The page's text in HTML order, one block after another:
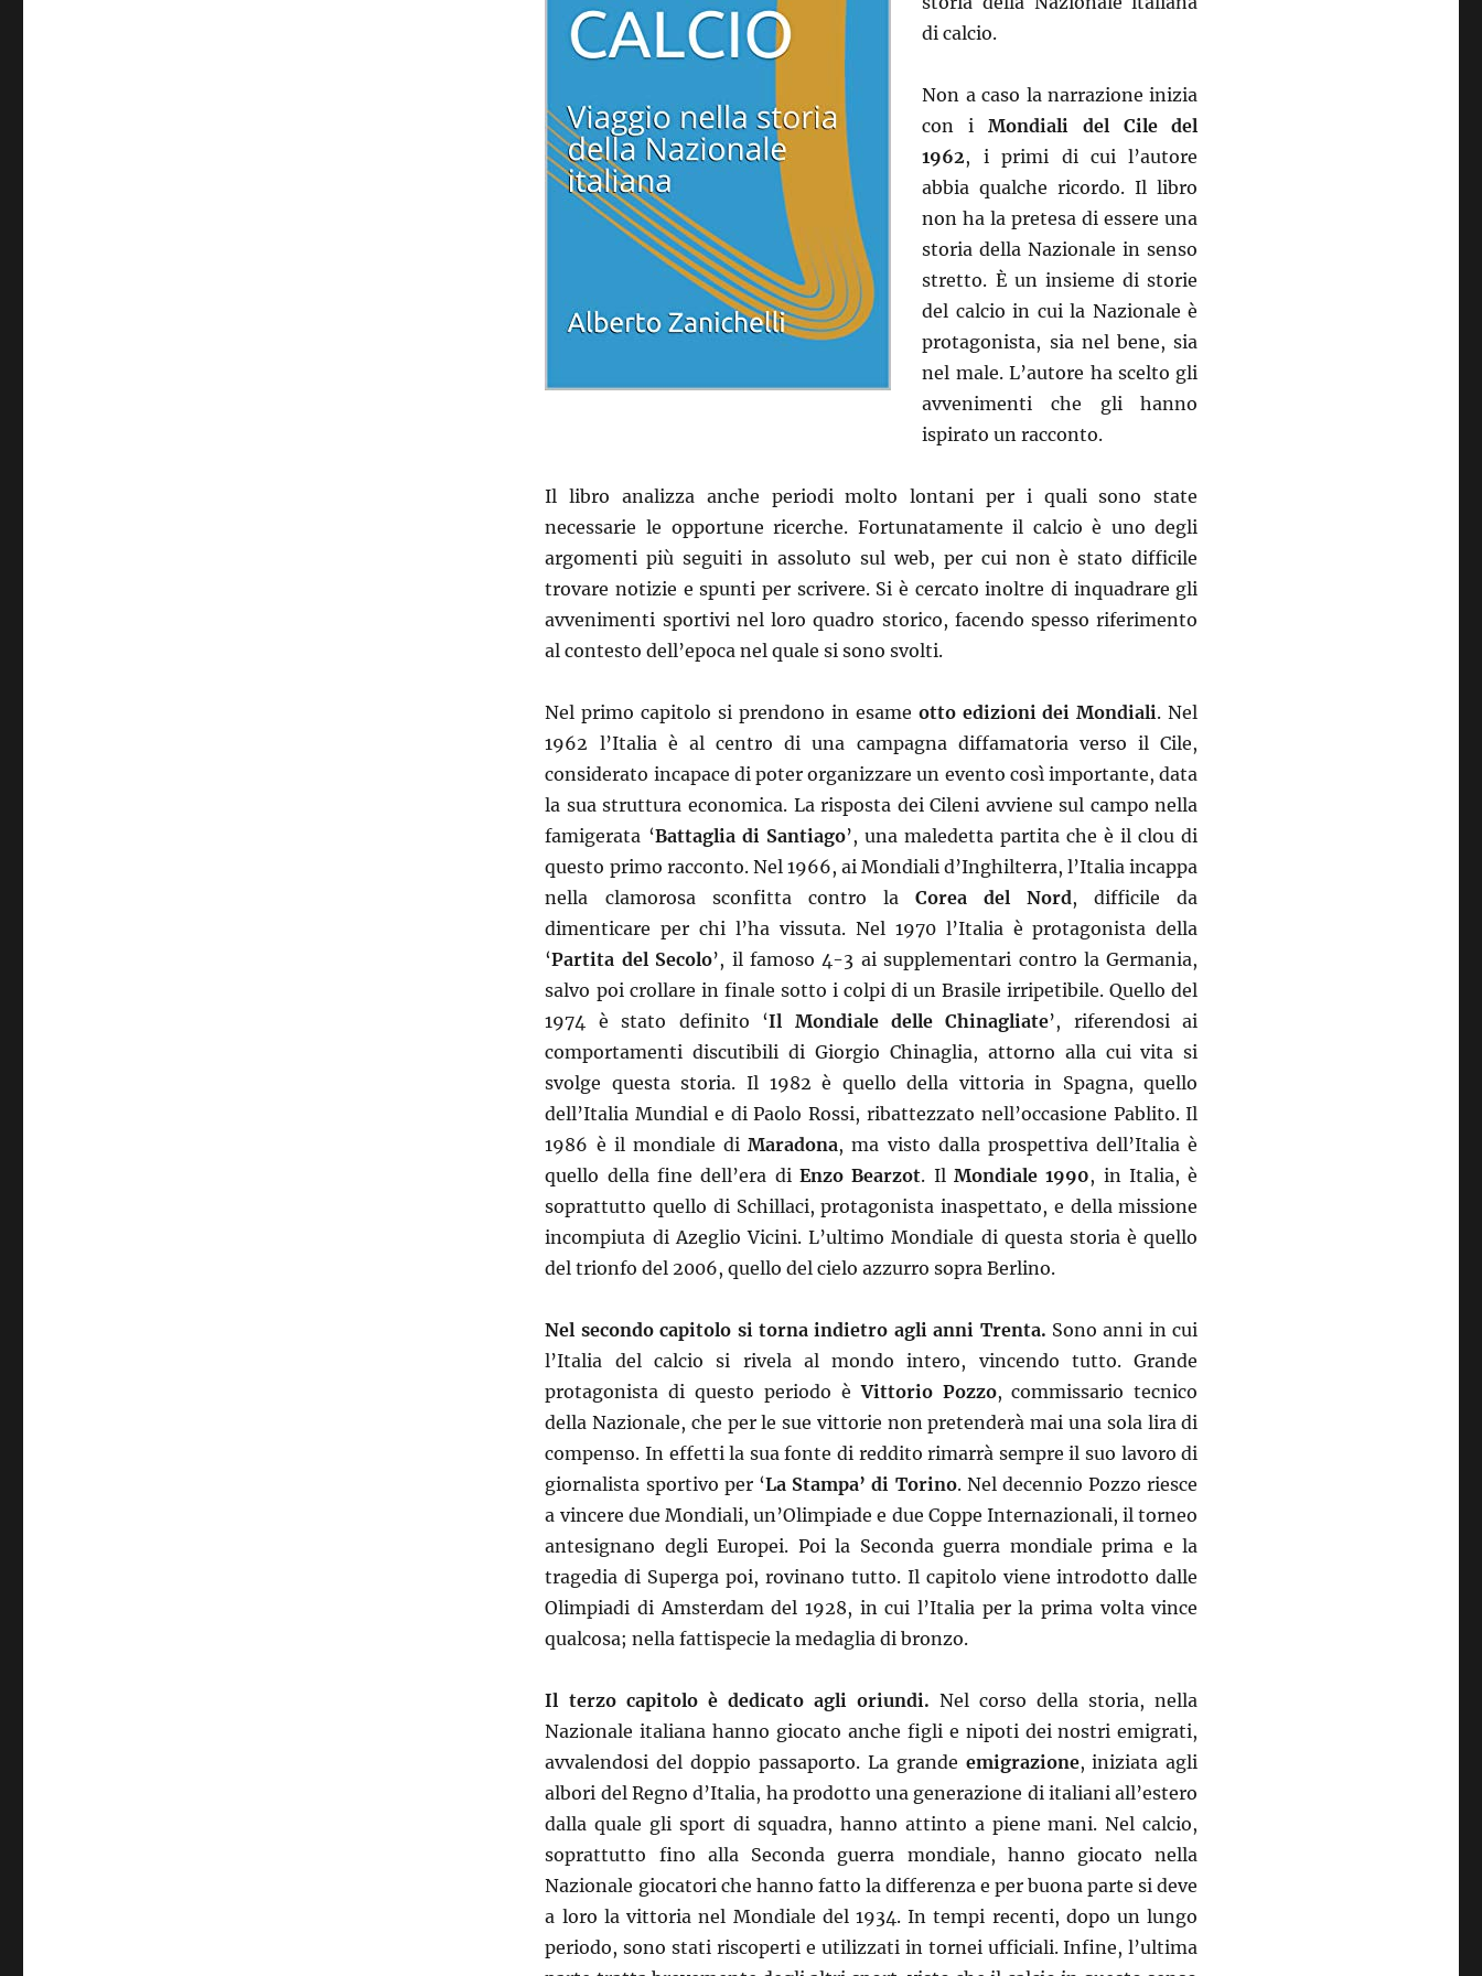
di calcio.
Non a caso la narrazione inizia
con i Mondiali del Cile del
1962, i primi di cui l’autore
abbia qualche ricordo. Il libro
non ha la pretesa di essere una
storia della Nazionale in senso
stretto. È un insieme di storie
del calcio in cui la Nazionale è
protagonista, sia nel bene, sia
nel male. L’autore ha scelto gli
avvenimenti che gli hanno
ispirato un racconto.
Il libro analizza anche periodi molto lontani per i quali sono state
necessarie le opportune ricerche. Fortunatamente il calcio è uno degli
argomenti più seguiti in assoluto sul web, per cui non è stato difficile
trovare notizie e spunti per scrivere. Si è cercato inoltre di inquadrare gli
avvenimenti sportivi nel loro quadro storico, facendo spesso riferimento
al contesto dell’epoca nel quale si sono svolti.
Nel primo capitolo si prendono in esame otto edizioni dei Mondiali. Nel
1962 l’Italia è al centro di una campagna diffamatoria verso il Cile,
considerato incapace di poter organizzare un evento così importante, data
la sua struttura economica. La risposta dei Cileni avviene sul campo nella
famigerata ‘Battaglia di Santiago’, una maledetta partita che è il clou di
questo primo racconto. Nel 1966, ai Mondiali d’Inghilterra, l’Italia incappa
nella clamorosa sconfitta contro la Corea del Nord, difficile da
dimenticare per chi l’ha vissuta. Nel 1970 l’Italia è protagonista della
‘Partita del Secolo’, il famoso 4-3 ai supplementari contro la Germania,
salvo poi crollare in finale sotto i colpi di un Brasile irripetibile. Quello del
1974 è stato definito ‘Il Mondiale delle Chinagliate’, riferendosi ai
comportamenti discutibili di Giorgio Chinaglia, attorno alla cui vita si
svolge questa storia. Il 1982 è quello della vittoria in Spagna, quello
dell’Italia Mundial e di Paolo Rossi, ribattezzato nell’occasione Pablito. Il
1986 è il mondiale diMaradona, ma visto dalla prospettiva dell’Italia è
quello della fine dell’era di Enzo Bearzot. Il Mondiale 1990, in Italia, è
soprattutto quello di Schillaci, protagonista inaspettato, e della missione
incompiuta di Azeglio Vicini. L’ultimo Mondiale di questa storia è quello
del trionfo del 2006, quello del cielo azzurro sopra Berlino.
Nel secondo capitolo si torna indietro agli anni Trenta. Sono anni in cui
l’Italia del calcio si rivela al mondo intero, vincendo tutto. Grande
protagonista di questo periodo è Vittorio Pozzo, commissario tecnico
della Nazionale, che per le sue vittorie non pretenderà mai una sola lira di
compenso. In effetti la sua fonte di reddito rimarrà sempre il suo lavoro di
giornalista sportivo per ‘La Stampa’ di Torino. Nel decennio Pozzo riesce
a vincere due Mondiali, un’Olimpiade e due Coppe Internazionali, il torneo
antesignano degli Europei. Poi la Seconda guerra mondiale prima e la
tragedia di Superga poi, rovinano tutto. Il capitolo viene introdotto dalle
Olimpiadi di Amsterdam del 1928, in cui l’Italia per la prima volta vince
qualcosa; nella fattispecie la medaglia di bronzo.
Il terzo capitolo è dedicato agli oriundi. Nel corso della storia, nella
Nazionale italiana hanno giocato anche figli e nipoti dei nostri emigrati,
avvalendosi del doppio passaporto. La grande emigrazione, iniziata agli
albori del Regno d’Italia, ha prodotto una generazione di italiani all’estero
dalla quale gli sport di squadra, hanno attinto a piene mani. Nel calcio,
soprattutto fino alla Seconda guerra mondiale, hanno giocato nella
Nazionale giocatori che hanno fatto la differenza e per buona parte si deve
a loro la vittoria nel Mondiale del 1934. In tempi recenti, dopo un lungo
periodo, sono stati riscoperti e utilizzati in tornei ufficiali. Infine, l’ultima